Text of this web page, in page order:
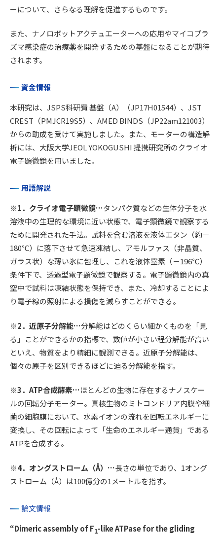
ーについて、さらなる理解を促進するものです。
また、ナノロボットアクチュエーターへの応用やマイコプラ
ズマ感染症の治療薬を開発するための基盤になることが期待
されます。
資金情報
本研究は、JSPS科研費 基盤（A）（JP17H01544）、JST
CREST（PMJCR19S5）、AMED BINDS（JP22am121003）
からの助成を受けて実施しました。また、モーターの構造解
析には、大阪大学JEOL YOKOGUSHI 提携研究所のクライオ
電子顕微鏡を用いました。
用語解説
※1．クライオ電子顕微鏡…タンパク質などの生体分子を水
溶液中の生理的な環境に近い状態で、電子顕微鏡で観察する
ために開発された手法。試料を含む溶液を液体エタン（約－
180℃）に落下させて急速凍結し、アモルファス（非晶質、
ガラス状）な薄い氷に包埋し、これを液体窒素（－196℃）
条件下で、透過型電子顕微鏡で観察する。電子顕微鏡内の真
空中で試料は凍結状態を保持でき、また、冷却することによ
り電子線の照射による損傷を減らすことができる。
※2．近原子分解能…分解能はどのくらい細かくものを「見
る」ことができるかの指標で、数値が小さい程分解能が高い
といえ、物質をより精細に観測できる。近原子分解能は、
個々の原子を区別できるほどに迫る分解能を指す。
※3．ATP合成酵素…ほとんどの生物に存在するナノスケー
ルの回転分子モーター。真核生物のミトコンドリア内膜や細
菌の細胞膜において、水素イオンの流れを回転エネルギーに
変換し、その回転によって「生命のエネルギー通貨」である
ATPを合成する。
※4．オングストローム（Å）…長さの単位であり、1オング
ストローム（Å）は100億分の1メートルを指す。
論文情報
“Dimeric assembly of F1-like ATPase for the gliding